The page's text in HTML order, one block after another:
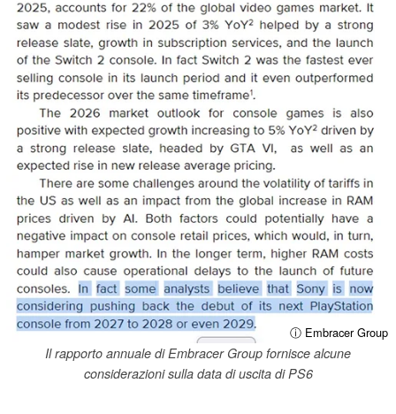
ⓘ Embracer Group
Il rapporto annuale di Embracer Group fornisce alcune
considerazioni sulla data di uscita di PS6